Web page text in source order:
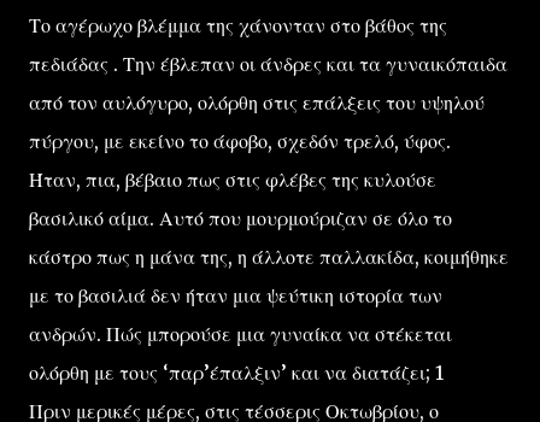
Το αγέρωχο βλέμμα της χάνονταν στο βάθος της
πεδιάδας . Την έβλεπαν οι άνδρες και τα γυναικόπαιδα
από τον αυλόγυρο, ολόρθη στις επάλξεις του υψηλού
πύργου, με εκείνο το άφοβο, σχεδόν τρελό, ύφος.
Ήταν, πια, βέβαιο πως στις φλέβες της κυλούσε
βασιλικό αίμα. Αυτό που μουρμούριζαν σε όλο το
κάστρο πως η μάνα της, η άλλοτε παλλακίδα, κοιμήθηκε
με το βασιλιά δεν ήταν μια ψεύτικη ιστορία των
ανδρών. Πώς μπορούσε μια γυναίκα να στέκεται
ολόρθη με τους ‘παρ’έπαλξιν’ και να διατάζει; 1
Πριν μερικές μέρες, στις τέσσερις Οκτωβρίου, ο